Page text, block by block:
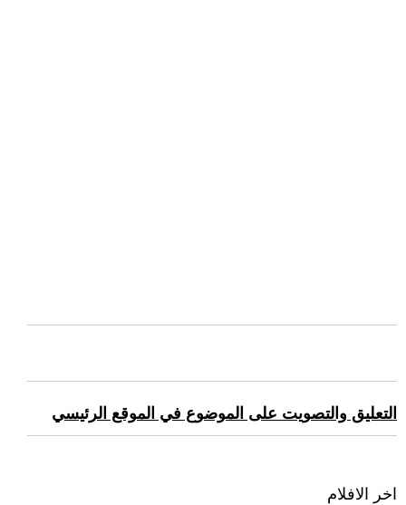
التعليق والتصويت على الموضوع في الموقع الرئيسي
اخر الافلام